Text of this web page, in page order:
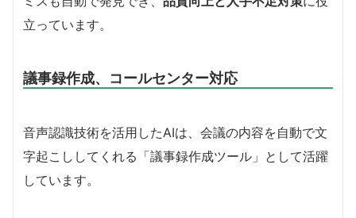
立っています。
議事録作成、コールセンター対応
音声認識技術を活用したAIは、会議の内容を自動で文
字起こししてくれる「議事録作成ツール」として活躍
しています。